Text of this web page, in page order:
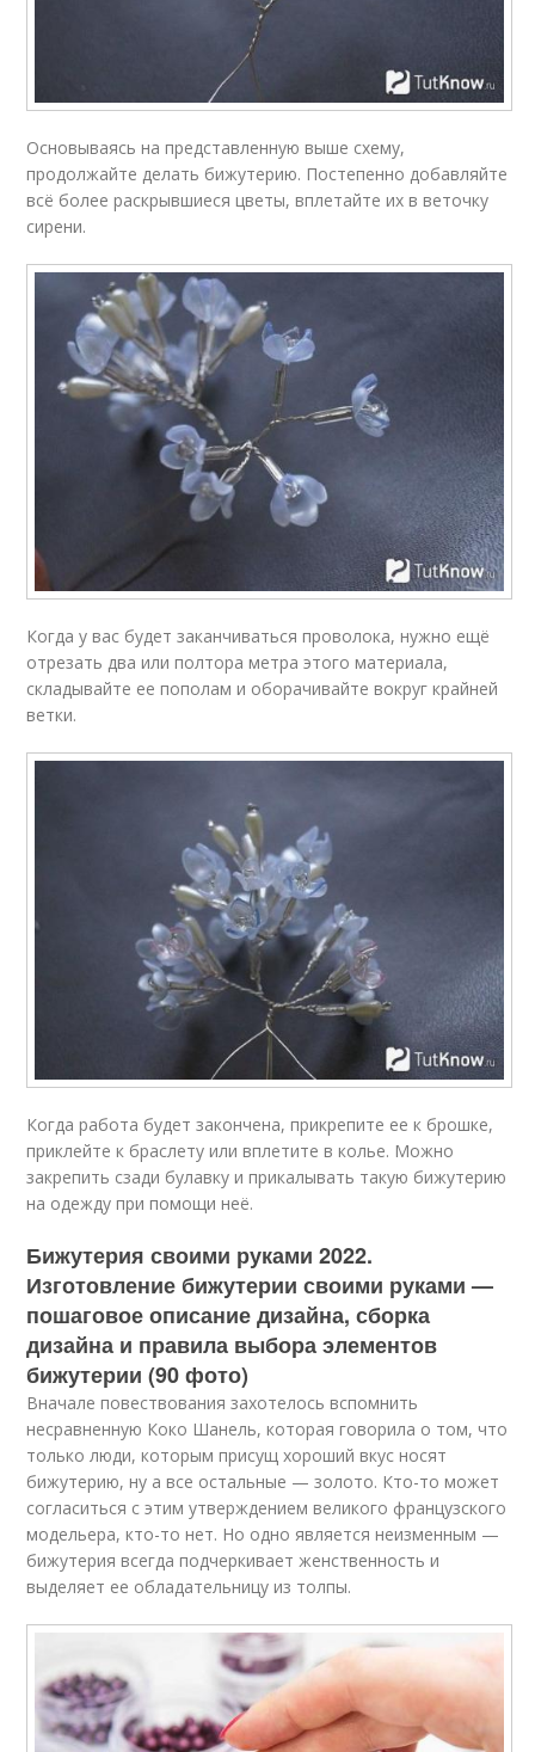
Основываясь на представленную выше схему,
продолжайте делать бижутерию. Постепенно добавляйте
всё более раскрывшиеся цветы, вплетайте их в веточку
сирени.
Когда у вас будет заканчиваться проволока, нужно ещё
отрезать два или полтора метра этого материала,
складывайте ее пополам и оборачивайте вокруг крайней
ветки.
Когда работа будет закончена, прикрепите ее к брошке,
приклейте к браслету или вплетите в колье. Можно
закрепить сзади булавку и прикалывать такую бижутерию
на одежду при помощи неё.
Бижутерия своими руками 2022.
Изготовление бижутерии своими руками —
пошаговое описание дизайна, сборка
дизайна и правила выбора элементов
бижутерии (90 фото)
Вначале повествования захотелось вспомнить
несравненную Коко Шанель, которая говорила о том, что
только люди, которым присущ хороший вкус носят
бижутерию, ну а все остальные — золото. Кто-то может
согласиться с этим утверждением великого французского
модельера, кто-то нет. Но одно является неизменным —
бижутерия всегда подчеркивает женственность и
выделяет ее обладательницу из толпы.